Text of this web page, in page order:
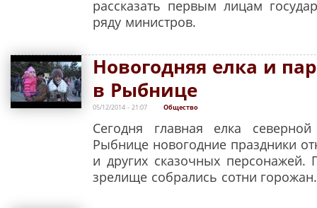
рассказать первым лицам
ряду министров.
Новогодняя елка и
в Рыбнице
05/12/2014 - 21:07 Общество
Сегодня главная елка
Рыбнице новогодние праздники
и других сказочных персонажей.
зрелище собрались сотни горожан.